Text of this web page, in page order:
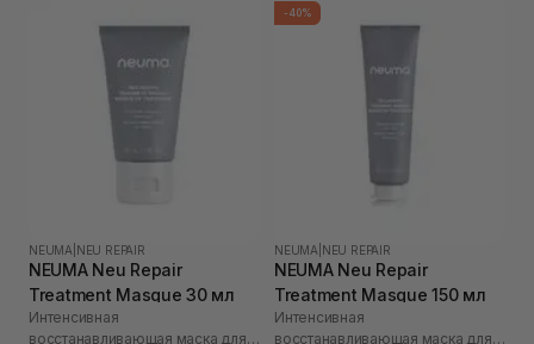
NEUMA NEU REPAIR
NEUMA Neu Repair
Treatment Masque 30 мл
Интенсивная
восстанавливающая маска для
-40%
NEUMA NEU REPAIR
NEUMA Neu Repair
Treatment Masque 150 мл
Интенсивная
восстанавливающая маска для